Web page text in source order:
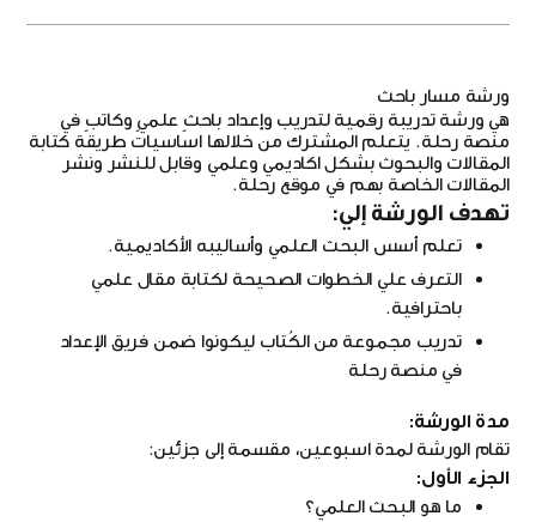
ورشة مسار باحث
هي ورشة تدريبة رقمية لتدريب وإعداد باحثٍ علميٍ وكاتبٍ في
منصة رحلة. يتعلم المشترك من خلالها اساسيات طريقة كتابة
المقالات والبحوث بشكل اكاديمي وعلمي وقابل للنشر ونشر
المقالات الخاصة بهم في موقع رحلة.
تهدف الورشة إلي:
تعلم أسس البحث العلمي وأساليبه الأكاديمية.
التعرف علي الخطوات الصحيحة لكتابة مقال علمي
باحترافية.
تدريب مجموعة من الكُتاب ليكونوا ضمن فريق الإعداد
في منصة رحلة
مدة الورشة:
تقام الورشة لمدة اسبوعين، مقسمة إلى جزئين:
الجزء الأول:
ما هو البحث العلمي؟